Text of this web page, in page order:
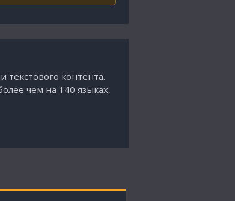
текстового контента.
чем на 140 языках,